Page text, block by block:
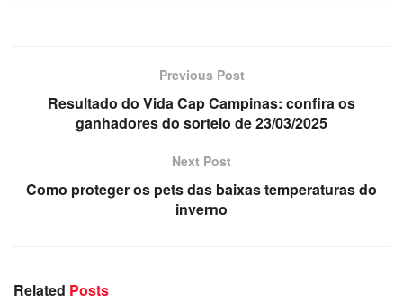
Previous Post
Resultado do Vida Cap Campinas: confira os
ganhadores do sorteio de 23/03/2025
Next Post
Como proteger os pets das baixas temperaturas do
inverno
Related Posts